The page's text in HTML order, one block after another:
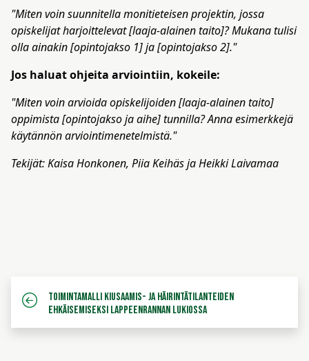
"Miten voin suunnitella monitieteisen projektin, jossa
opiskelijat harjoittelevat [laaja-alainen taito]? Mukana tulisi
olla ainakin [opintojakso 1] ja [opintojakso 2]."
Jos haluat ohjeita arviointiin, kokeile:
"Miten voin arvioida opiskelijoiden [laaja-alainen taito]
oppimista [opintojakso ja aihe] tunnilla? Anna esimerkkejä
käytännön arviointimenetelmistä."
Tekijät: Kaisa Honkonen, Piia Keihäs ja Heikki Laivamaa
Toimintamalli kiusaamis- ja häirintätilanteiden
ehkäisemiseksi Lappeenrannan lukiossa